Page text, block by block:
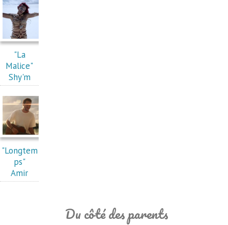
"La
Malice"
Shy'm
"Longtem
ps"
Amir
Du côté des parents